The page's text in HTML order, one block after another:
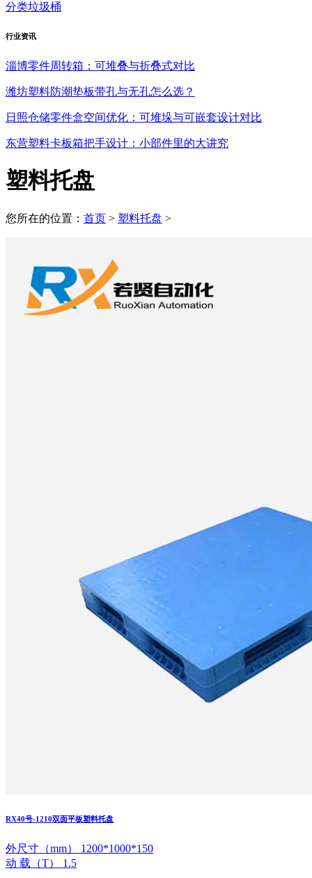
分类垃圾桶
行业资讯
淄博零件周转箱：可堆叠与折叠式对比
潍坊塑料防潮垫板带孔与无孔怎么选？
日照仓储零件盒空间优化：可堆垛与可嵌套设计对比
东营塑料卡板箱把手设计：小部件里的大讲究
塑料托盘
您所在的位置： 首页 > 塑料托盘 >
RX40号-1210双面平板塑料托盘
外尺寸（mm） 1200*1000*150
动 载（T） 1.5